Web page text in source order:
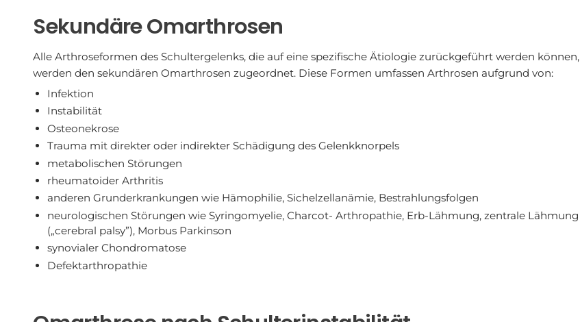
Sekundäre Omarthrosen
Alle Arthroseformen des Schultergelenks, die auf eine spezifische Ätiologie zurückgeführt werden können,
werden den sekundären Omarthrosen zugeordnet. Diese Formen umfassen Arthrosen aufgrund von:
Infektion
Instabilität
Osteonekrose
Trauma mit direkter oder indirekter Schädigung des Gelenkknorpels
metabolischen Störungen
rheumatoider Arthritis
anderen Grunderkrankungen wie Hämophilie, Sichelzellanämie, Bestrahlungsfolgen
neurologischen Störungen wie Syringomyelie, Charcot- Arthropathie, Erb-Lähmung, zentrale Lähmung
(„cerebral palsy”), Morbus Parkinson
synovialer Chondromatose
Defektarthropathie